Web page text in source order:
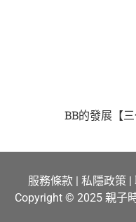
BB的發展【
服務條款 | 私隱政策 |
Copyright © 2025 親子